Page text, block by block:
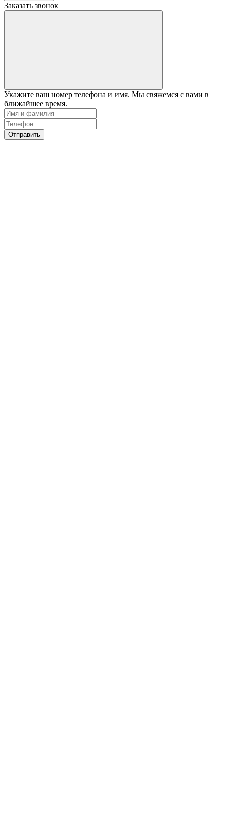
Заказать звонок
Укажите ваш номер телефона и имя. Мы свяжемся с вами в
ближайшее время.
Отправить